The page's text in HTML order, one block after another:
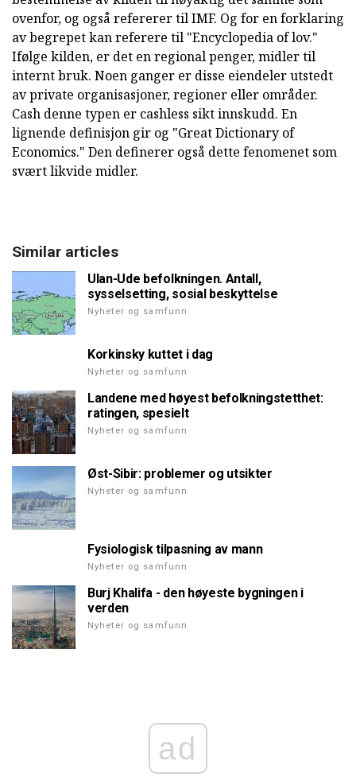
ovenfor, og også refererer til IMF. Og for en forklaring
av begrepet kan referere til "Encyclopedia of lov."
Ifølge kilden, er det en regional penger, midler til
internt bruk. Noen ganger er disse eiendeler utstedt
av private organisasjoner, regioner eller områder.
Cash denne typen er cashless sikt innskudd. En
lignende definisjon gir og "Great Dictionary of
Economics." Den definerer også dette fenomenet som
svært likvide midler.
Similar articles
Ulan-Ude befolkningen. Antall,
sysselsetting, sosial beskyttelse
Nyheter og samfunn
Korkinsky kuttet i dag
Nyheter og samfunn
Landene med høyest befolkningstetthet:
ratingen, spesielt
Nyheter og samfunn
Øst-Sibir: problemer og utsikter
Nyheter og samfunn
Fysiologisk tilpasning av mann
Nyheter og samfunn
Burj Khalifa - den høyeste bygningen i
verden
Nyheter og samfunn
ad